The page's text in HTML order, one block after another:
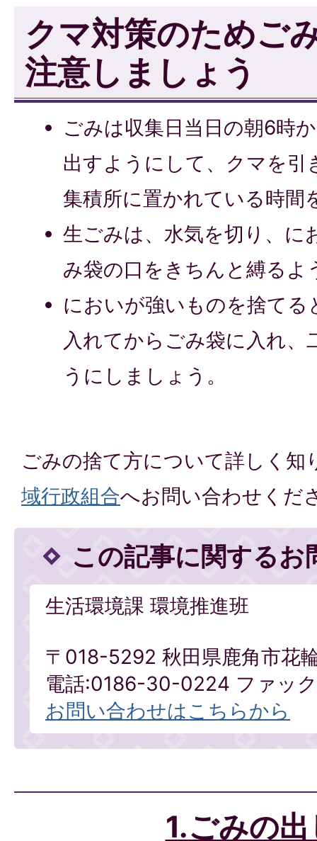
クマ対策のためご
注意しましょう
ごみは収集日当日の朝6時
出すようにして、クマを引
集積所に置かれている時間
生ごみは、水気を切り、に
み袋の口をきちんと縛るよ
においが強いものを捨て
入れてからごみ袋に入れ
うにしましょう。
ごみの捨て方について詳しく知
域行政組合へお問い合わせくだ
この記事に関するお
生活環境課 環境推進班
〒018-5292 秋田県鹿角市花
電話:0186-30-0224 ファッ
お問い合わせはこちらから
1.ごみの